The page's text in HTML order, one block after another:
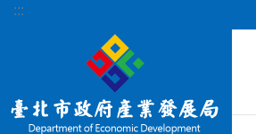
跳到主要內容區塊
:::